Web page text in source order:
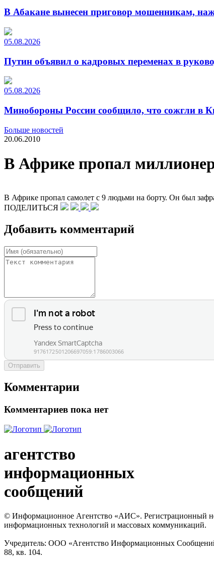
В Абакане вынесен приговор мошенникам,
05.08.2026
Путин объявил о кадровых переменах в
05.08.2026
Минобороны России сообщило, что сожгли в
Больше новостей
20.06.2010
В Африке пропал
В Африке пропал самолет с 9 людьми на борту. Он был
ПОДЕЛИТЬСЯ
Добавить комментарий
Отправить
Комментарии
Комментариев пока нет
агентство
информационных
сообщений
© Информационное Агентство «АИС». Регистрационный
информационных технологий и массовых коммуникаций.
Учредитель: ООО «Агентство Информационных
88, кв. 104.